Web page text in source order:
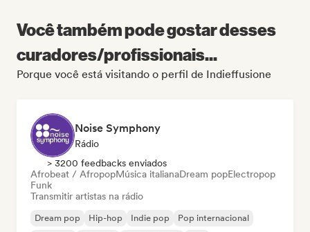
Você também pode gostar desses
curadores/profissionais...
Porque você está visitando o perfil de Indieffusione
Noise Symphony
Rádio
> 3200 feedbacks enviados
Afrobeat / AfropopMúsica italianaDream popElectropop
Funk
Transmitir artistas na rádio
Dream pop Hip-hop Indie pop
Pop internacional